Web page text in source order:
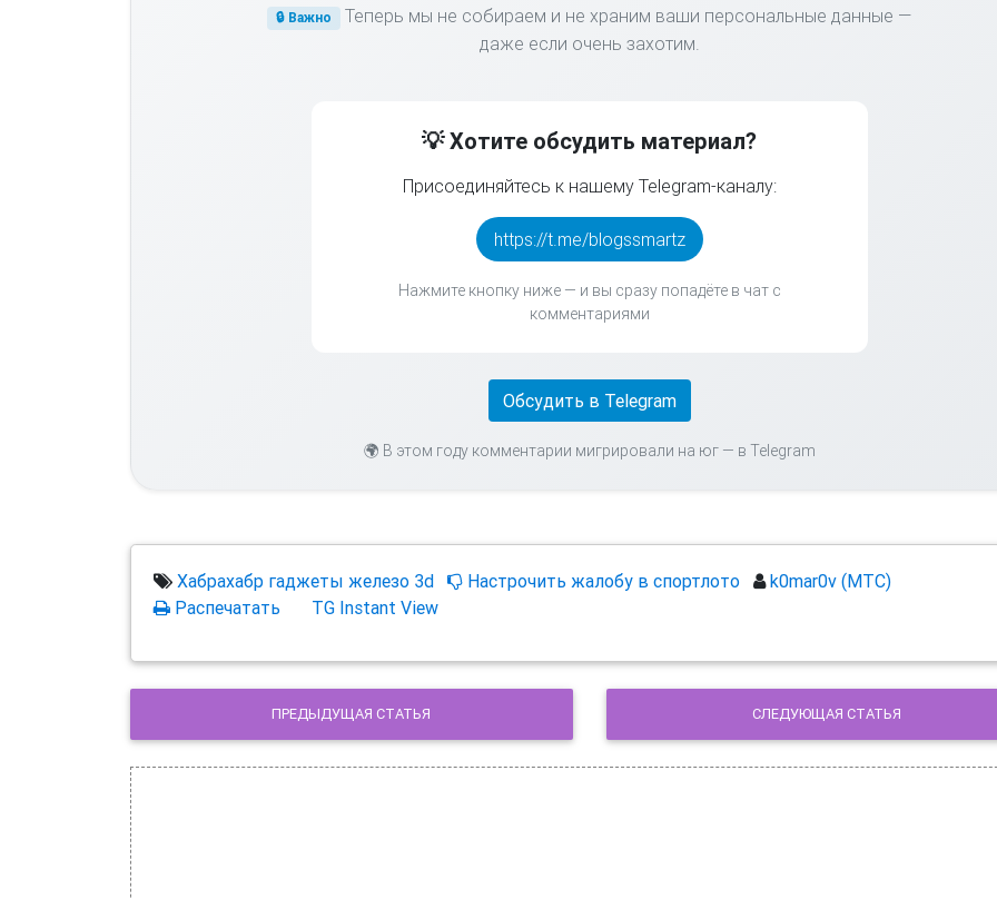
🔒 Важно
Теперь мы не собираем и не храним ваши персональные данные —
даже если очень захотим.
💡 Хотите обсудить материал?
Присоединяйтесь к нашему Telegram-каналу:
https://t.me/blogssmartz
Нажмите кнопку ниже — и вы сразу попадёте в чат с
комментариями
Обсудить в Telegram
🌍 В этом году комментарии мигрировали на юг — в Telegram
Хабрахабр гаджеты железо 3d Настрочить жалобу в спортлото
k0mar0v (МТС)
Распечатать
TG Instant View
ПРЕДЫДУЩАЯ СТАТЬЯ СЛЕДУЮЩАЯ СТАТЬЯ